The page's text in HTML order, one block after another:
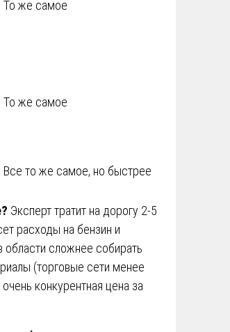
То же самое
То же самое
Все то же самое, но быстрее
Эксперт тратит на дорогу 2-5
расходы на бензин и
сложнее собирать
(торговые сети менее
конкурентная цена за